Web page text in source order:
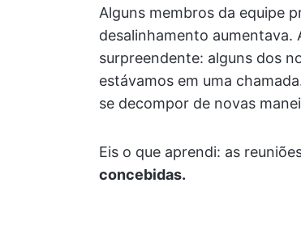
Alguns membros da equipe
desalinhamento aumentava.
surpreendente: alguns dos
estávamos em uma
se decompor de novas
Eis o que aprendi: as
concebidas.